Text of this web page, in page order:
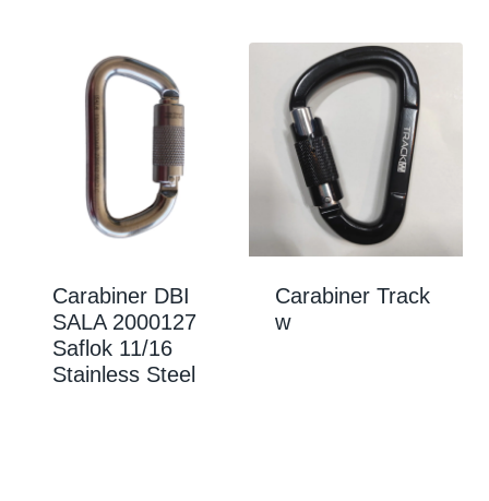
Carabiner DBI
SALA 2000127
Saflok 11/16
Stainless Steel
Carabiner Track
w